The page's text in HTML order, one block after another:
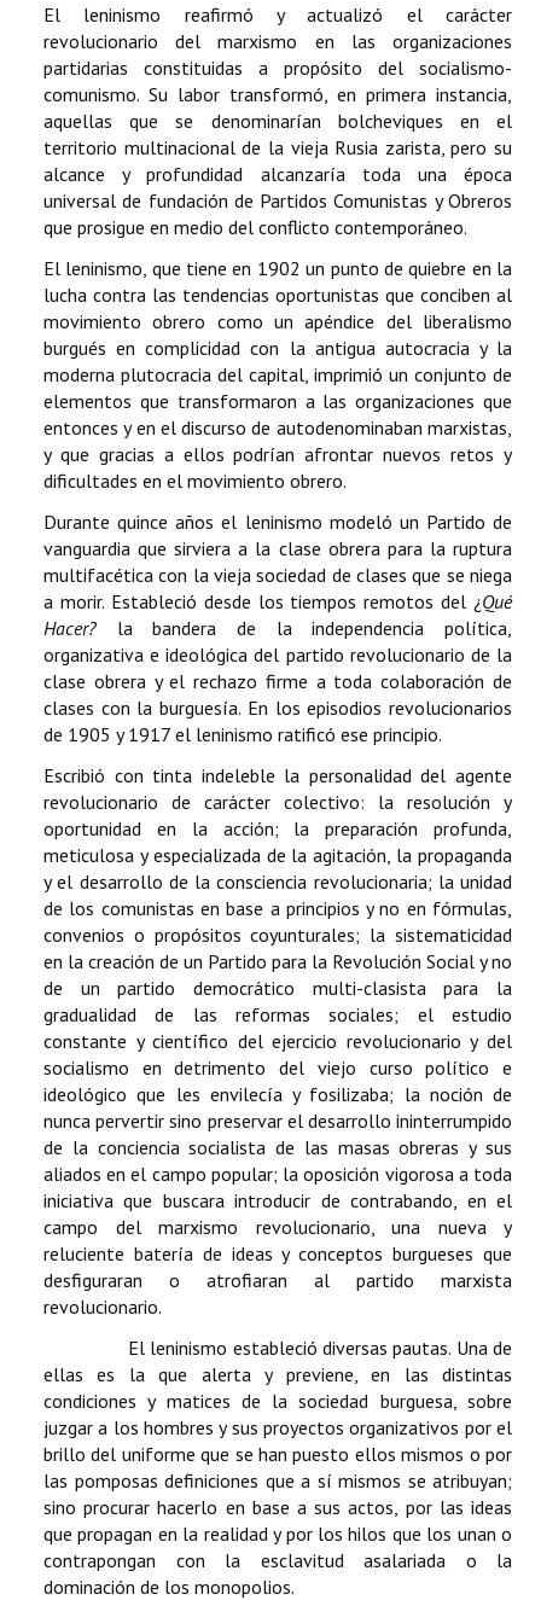
El leninismo reafirmó y actualizó el carácter
revolucionario del marxismo en las organizaciones
partidarias constituidas a propósito del socialismo-
comunismo. Su labor transformó, en primera instancia,
aquellas que se denominarían bolcheviques en el
territorio multinacional de la vieja Rusia zarista, pero su
alcance y profundidad alcanzaría toda una época
universal de fundación de Partidos Comunistas y Obreros
que prosigue en medio del conflicto contemporáneo.
El leninismo, que tiene en 1902 un punto de quiebre en la
lucha contra las tendencias oportunistas que conciben al
movimiento obrero como un apéndice del liberalismo
burgués en complicidad con la antigua autocracia y la
moderna plutocracia del capital, imprimió un conjunto de
elementos que transformaron a las organizaciones que
entonces y en el discurso de autodenominaban marxistas,
y que gracias a ellos podrían afrontar nuevos retos y
dificultades en el movimiento obrero.
Durante quince años el leninismo modeló un Partido de
vanguardia que sirviera a la clase obrera para la ruptura
multifacética con la vieja sociedad de clases que se niega
a morir. Estableció desde los tiempos remotos del ¿Qué
Hacer? la bandera de la independencia política,
organizativa e ideológica del partido revolucionario de la
clase obrera y el rechazo firme a toda colaboración de
clases con la burguesía. En los episodios revolucionarios
de 1905 y 1917 el leninismo ratificó ese principio.
Escribió con tinta indeleble la personalidad del agente
revolucionario de carácter colectivo: la resolución y
oportunidad en la acción; la preparación profunda,
meticulosa y especializada de la agitación, la propaganda
y el desarrollo de la consciencia revolucionaria; la unidad
de los comunistas en base a principios y no en fórmulas,
convenios o propósitos coyunturales; la sistematicidad
en la creación de un Partido para la Revolución Social y no
de un partido democrático multi-clasista para la
gradualidad de las reformas sociales; el estudio
constante y científico del ejercicio revolucionario y del
socialismo en detrimento del viejo curso político e
ideológico que les envilecía y fosilizaba; la noción de
nunca pervertir sino preservar el desarrollo ininterrumpido
de la conciencia socialista de las masas obreras y sus
aliados en el campo popular; la oposición vigorosa a toda
iniciativa que buscara introducir de contrabando, en el
campo del marxismo revolucionario, una nueva y
reluciente batería de ideas y conceptos burgueses que
desfiguraran o atrofiaran al partido marxista
revolucionario.
El leninismo estableció diversas pautas. Una de
ellas es la que alerta y previene, en las distintas
condiciones y matices de la sociedad burguesa, sobre
juzgar a los hombres y sus proyectos organizativos por el
brillo del uniforme que se han puesto ellos mismos o por
las pomposas definiciones que a sí mismos se atribuyan;
sino procurar hacerlo en base a sus actos, por las ideas
que propagan en la realidad y por los hilos que los unan o
contrapongan con la esclavitud asalariada o la
dominación de los monopolios.